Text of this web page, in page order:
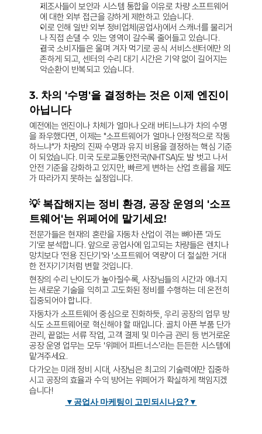
제조사들이 보안과 시스템 통합을 이유로 차량 소프트웨어
에 대한 외부 접근을 강하게 제한하고 있습니다.
이로 인해 일반 외부 정비업체(공업사)에서 스캐너를 물리거
나 직접 손댈 수 있는 영역이 갈수록 줄어들고 있습니다.
결국 소비자들은 울며 겨자 먹기로 공식 서비스센터에만 의
존하게 되고, 센터의 수리 대기 시간은 기약 없이 길어지는
악순환이 반복되고 있습니다.
3. 차의 '수명'을 결정하는 것은 이제 엔진이
아닙니다
예전에는 엔진이나 차체가 얼마나 오래 버티느냐가 차의 수명
을 좌우했다면, 이제는 "소프트웨어가 얼마나 안정적으로 작동
하느냐"가 차량의 진짜 수명과 유지 비용을 결정하는 핵심 기준
이 되었습니다. 미국 도로교통안전국(NHTSA)도 발 벗고 나서
안전 기준을 강화하고 있지만, 빠르게 변하는 산업 흐름을 제도
가 따라가지 못하는 실정입니다.
💡 복잡해지는 정비 환경, 공장 운영의 '소프
트웨어'는 위페어에 맡기세요!
전문가들은 현재의 혼란을 자동차 산업이 겪는 뼈아픈 '과도
기'로 분석합니다. 앞으로 공업사에 입고되는 차량들은 렌치나
망치보다 '전용 진단기'와 '소프트웨어 역량'이 더 절실한 거대
한 전자기기처럼 변할 것입니다.
현장의 수리 난이도가 높아질수록, 사장님들의 시간과 에너지
는 새로운 기술을 익히고 고도화된 정비를 수행하는 데 온전히
집중되어야 합니다.
자동차가 소프트웨어 중심으로 진화하듯, 우리 공장의 업무 방
식도 소프트웨어로 혁신해야 할 때입니다. 골치 아픈 부품 단가
관리, 끝없는 서류 작업, 고객 결제 및 미수금 관리 등 번거로운
공장 운영 업무는 모두 '위페어 파트너스'라는 든든한 시스템에
맡겨주세요.
다가오는 미래 정비 시대, 사장님은 최고의 기술력에만 집중하
시고 공장의 효율과 수익 방어는 위페어가 확실하게 책임지겠
습니다!
▼공업사 마케팅이 고민되시나요?▼